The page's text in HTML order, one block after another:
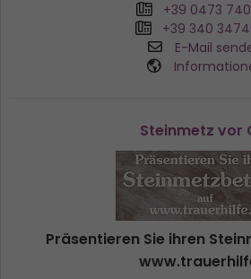
+39 0473
+39 340
E-Mail
Steinmetz vor
Präsentieren Sie ihren